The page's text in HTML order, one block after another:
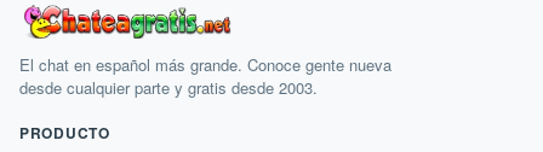
El chat en español más grande. Conoce gente nueva
desde cualquier parte y gratis desde 2003.
PRODUCTO